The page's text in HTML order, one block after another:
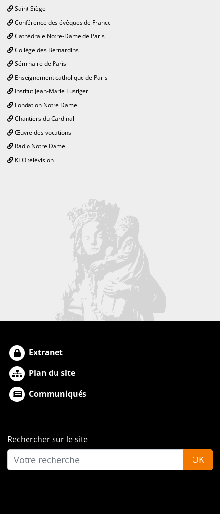
Saint-Siège
Conférence des évêques de France
Cathédrale Notre-Dame de Paris
Collège des Bernardins
Séminaire de Paris
Enseignement catholique de Paris
Institut Jean-Marie Lustiger
Fondation Notre Dame
Chantiers du Cardinal
Œuvre des vocations
Radio Notre Dame
KTO télévision
Extranet
Plan du site
Communiqués
Rechercher sur le site
OK